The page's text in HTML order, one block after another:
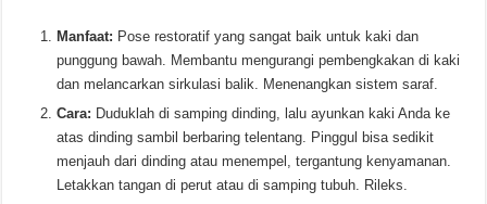
Manfaat: Pose restoratif yang sangat baik untuk kaki dan
punggung bawah. Membantu mengurangi pembengkakan di kaki
dan melancarkan sirkulasi balik. Menenangkan sistem saraf.
Cara: Duduklah di samping dinding, lalu ayunkan kaki Anda ke
atas dinding sambil berbaring telentang. Pinggul bisa sedikit
menjauh dari dinding atau menempel, tergantung kenyamanan.
Letakkan tangan di perut atau di samping tubuh. Rileks.